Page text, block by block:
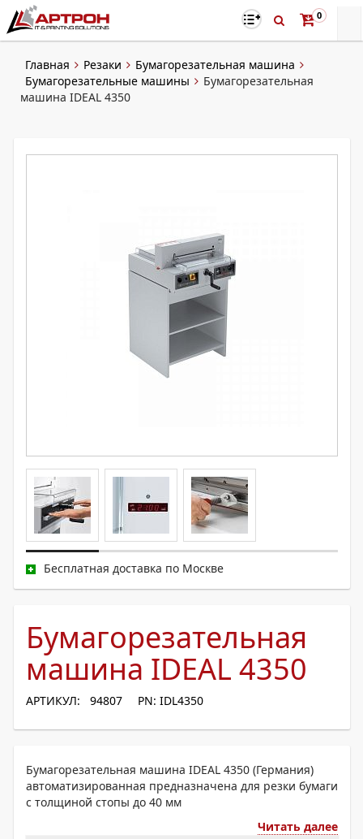
0
Главная Резаки
Бумагорезательная машина
Бумагорезательные машины
Бумагорезательная
машина IDEAL 4350
Бесплатная доставка по Москве
Бумагорезательная
машина IDEAL 4350
АРТИКУЛ: 94807 PN: IDL4350
Бумагорезательная машина IDEAL 4350 (Германия)
автоматизированная предназначена для резки бумаги
с толщиной стопы до 40 мм
Читать далее